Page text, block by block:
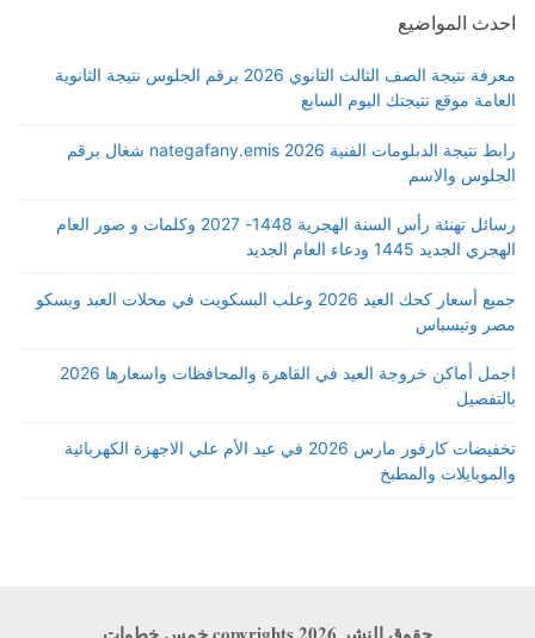
احدث المواضيع
معرفة نتيجة الصف الثالث الثانوي 2026 برقم الجلوس نتيجة الثانوية
العامة موقع نتيجتك اليوم السابع
رابط نتيجة الدبلومات الفنية 2026 nategafany.emis شغال برقم
الجلوس والاسم
رسائل تهنئة رأس السنة الهجرية 1448- 2027 وكلمات و صور العام
الهجري الجديد 1445 ودعاء العام الجديد
جميع أسعار كحك العيد 2026 وعلب البسكويت في محلات العبد وبسكو
مصر وتيسباس
اجمل أماكن خروجة العيد في القاهرة والمحافظات واسعارها 2026
بالتفصيل
تخفيضات كارفور مارس 2026 في عيد الأم علي الاجهزة الكهربائية
والموبايلات والمطبخ